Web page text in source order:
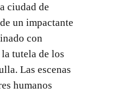
ciudad de
un impactante
con
tutela de los
Las escenas
humanos